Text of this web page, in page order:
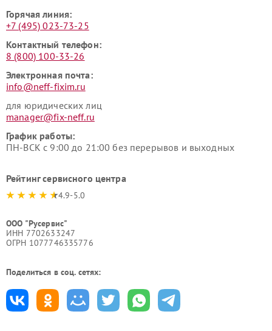
Горячая линия:
+7 (495) 023-73-25
Контактный телефон:
8 (800) 100-33-26
Электронная почта:
info@neff-fixim.ru
для юридических лиц
manager@fix-neff.ru
График работы:
ПН-ВСК с 9:00 до 21:00 без перерывов и выходных
Рейтинг сервисного центра
4.9-5.0
ООО "Русервис"
ИНН 7702633247
ОГРН 1077746335776
Поделиться в соц. сетях: